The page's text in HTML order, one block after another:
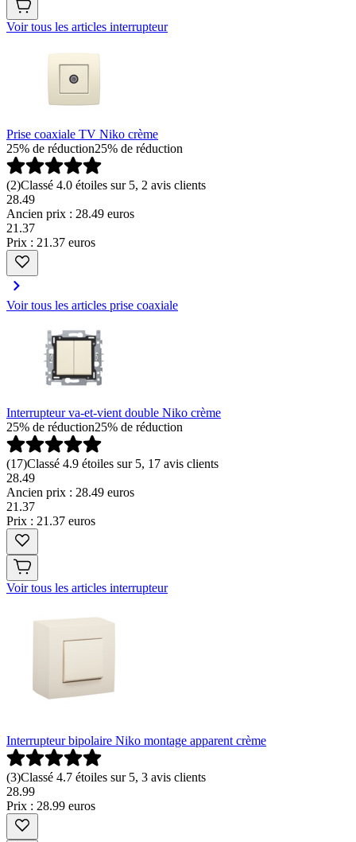
Voir tous les articles interrupteur
Prise coaxiale TV Niko crème
25% de réduction25% de réduction
(2)Classé 4.0 étoiles sur 5, 2 avis clients
28.49
Ancien prix : 28.49 euros
21.37
Prix : 21.37 euros
Voir tous les articles prise coaxiale
Interrupteur va-et-vient double Niko crème
25% de réduction25% de réduction
(17)Classé 4.9 étoiles sur 5, 17 avis clients
28.49
Ancien prix : 28.49 euros
21.37
Prix : 21.37 euros
Voir tous les articles interrupteur
Interrupteur bipolaire Niko montage apparent crème
(3)Classé 4.7 étoiles sur 5, 3 avis clients
28.99
Prix : 28.99 euros